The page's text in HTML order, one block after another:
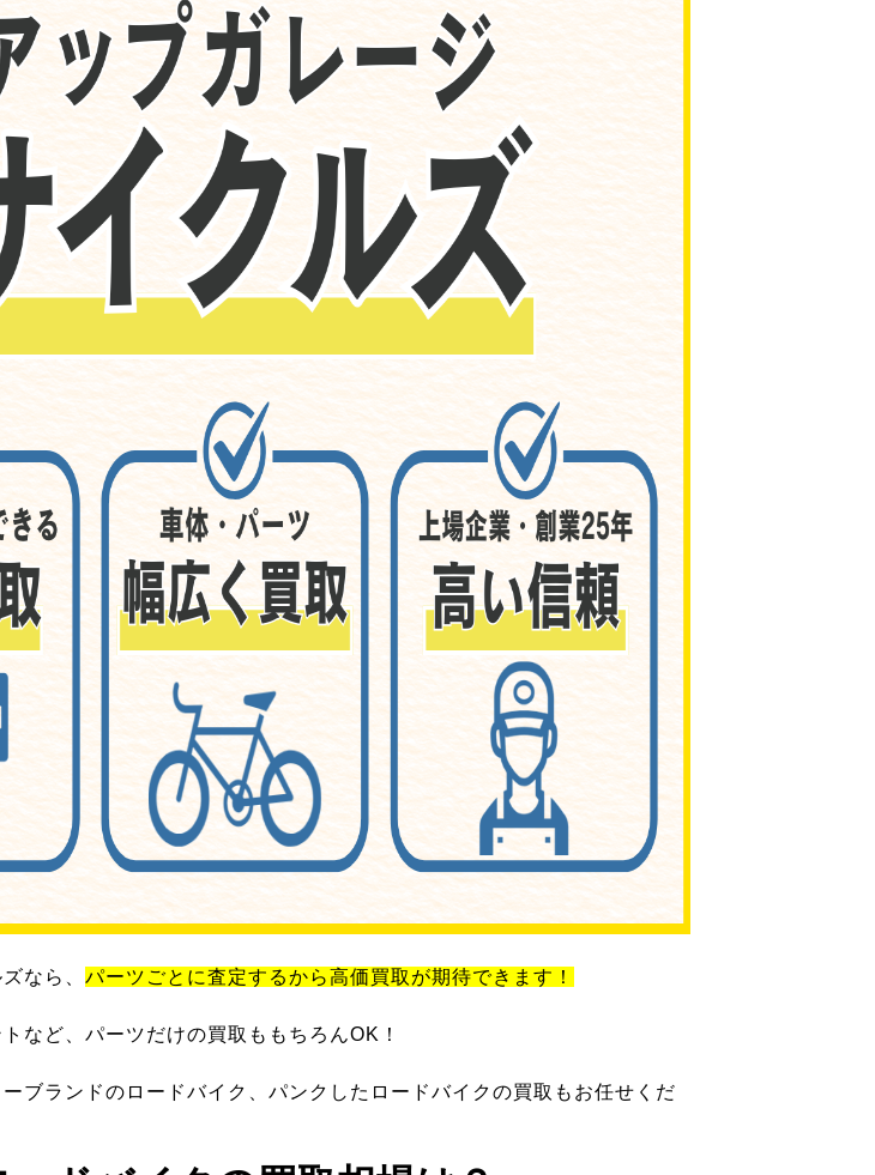
なら、 パーツごとに査定するから高価買取が期待できます！
など、パーツだけの買取ももちろんOK！
ブランドのロードバイク、パンクしたロードバイクの買取もお任せくだ